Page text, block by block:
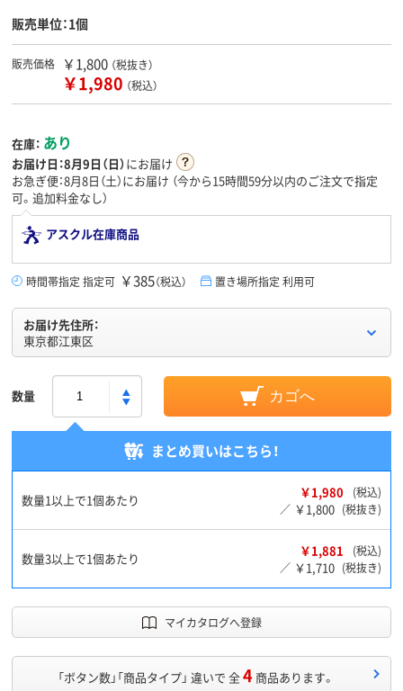
販売単位：1個
販売価格 ￥1,800 （税抜き）
￥1,980 （税込）
在庫： あり
お届け日：8月9日（日）にお届け
お急ぎ便：8月8日（土）にお届け （今から15時間59分以内のご注文で指定
可。追加料金なし）
アスクル在庫商品
時間帯指定 指定可 ￥385（税込） 置き場所指定 利用可
お届け先住所：
東京都江東区
数量 カゴへ
まとめ買いはこちら！
数量1以上で1個あたり ￥1,980
(税込)
／ ￥1,800 (税抜き)
数量3以上で1個あたり ￥1,881
(税込)
／ ￥1,710 (税抜き)
マイカタログへ登録
「ボタン数」「商品タイプ」 違いで 全4 商品あります。